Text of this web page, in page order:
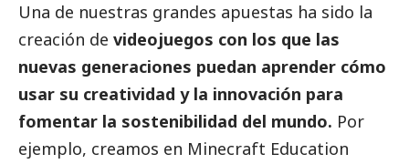
Una de nuestras grandes apuestas ha sido la
creación de videojuegos con los que las
nuevas generaciones puedan aprender cómo
usar su creatividad y la innovación para
fomentar la sostenibilidad del mundo. Por
ejemplo, creamos en Minecraft Education